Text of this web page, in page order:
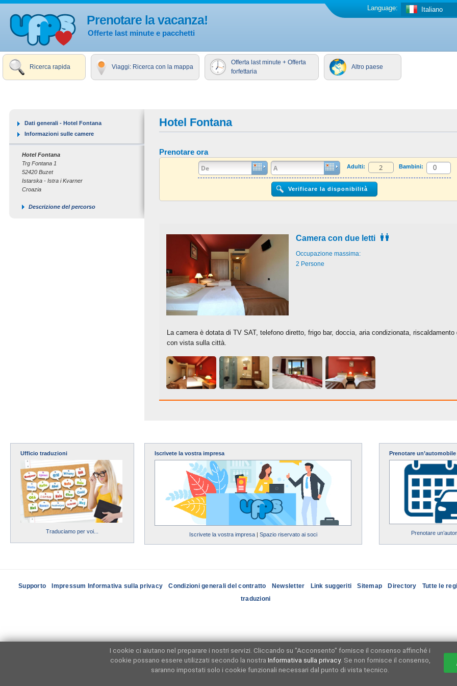
Prenotare la vacanza!
Offerte last minute e pacchetti
Italiano
Language:
Ricerca rapida Viaggi: Ricerca con la mappa
Offerta last minute + Offerta
forfettaria
Altro paese
Hotel Fontana
Prenotare ora
Adulti: Bambini:
Camera con due letti
Occupazione massima:
2 Persone
La camera è dotata di TV SAT, telefono diretto, frigo bar, doccia, aria condizionata, riscaldamento
con vista sulla città.
Dati generali - Hotel Fontana
Informazioni sulle camere
Hotel Fontana
Trg Fontana 1
52420 Buzet
Istarska - Istra i Kvarner
Croazia
Descrizione del percorso
Ufficio traduzioni
Traduciamo per voi...
Iscrivete la vostra impresa
Iscrivete la vostra impresa| Spazio riservato ai soci
Prenotare un’automobile
Prenotare
Supporto Impressum Informativa sulla privacy Condizioni generali del contratto Newsletter Link suggeriti Sitemap Directory Tutte le
traduzioni
I cookie ci aiutano nel preparare i nostri servizi. Cliccando su "Acconsento" fornisce il consenso affinché i
cookie possano essere utilizzati secondo la nostra Informativa sulla privacy. Se non fornisce il consenso,
saranno impostati solo i cookie funzionali necessari dal punto di vista tecnico.